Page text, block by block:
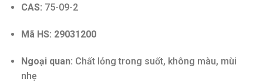
CAS: 75-09-2
Mã HS: 29031200
Ngoại quan: Chất lỏng trong suốt, không màu, mùi
nhẹ